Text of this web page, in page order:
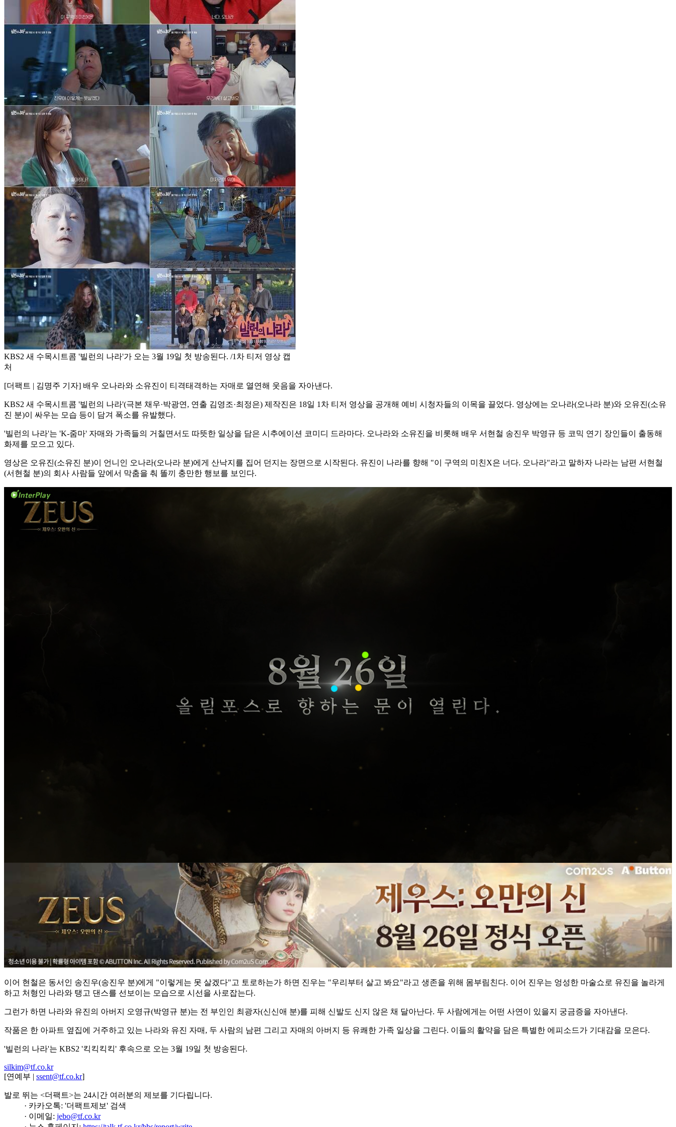
KBS2 새 수목시트콤 '빌런의 나라'가 오는 3월 19일 첫 방송된다. /1차 티저 영상 캡
처
[더팩트 | 김명주 기자] 배우 오나라와 소유진이 티격태격하는 자매로 열연해 웃음을 자아낸다.
KBS2 새 수목시트콤 '빌런의 나라'(극본 채우·박광연, 연출 김영조·최정은) 제작진은 18일 1차 티저 영상을 공개해 예비 시청자들의 이목을 끌었다. 영상에는 오나라(오나라 분)와 오유진(소유
진 분)이 싸우는 모습 등이 담겨 폭소를 유발했다.
'빌런의 나라'는 'K-줌마' 자매와 가족들의 거칠면서도 따뜻한 일상을 담은 시추에이션 코미디 드라마다. 오나라와 소유진을 비롯해 배우 서현철 송진우 박영규 등 코믹 연기 장인들이 출동해
화제를 모으고 있다.
영상은 오유진(소유진 분)이 언니인 오나라(오나라 분)에게 산낙지를 집어 던지는 장면으로 시작된다. 유진이 나라를 향해 "이 구역의 미친X은 너다. 오나라"라고 말하자 나라는 남편 서현철
(서현철 분)의 회사 사람들 앞에서 막춤을 춰 똘끼 충만한 행보를 보인다.
이어 현철은 동서인 송진우(송진우 분)에게 "이렇게는 못 살겠다"고 토로하는가 하면 진우는 "우리부터 살고 봐요"라고 생존을 위해 몸부림친다. 이어 진우는 엉성한 마술쇼로 유진을 놀라게
하고 처형인 나라와 탱고 댄스를 선보이는 모습으로 시선을 사로잡는다.
그런가 하면 나라와 유진의 아버지 오영규(박영규 분)는 전 부인인 최광자(신신애 분)를 피해 신발도 신지 않은 채 달아난다. 두 사람에게는 어떤 사연이 있을지 궁금증을 자아낸다.
작품은 한 아파트 옆집에 거주하고 있는 나라와 유진 자매, 두 사람의 남편 그리고 자매의 아버지 등 유쾌한 가족 일상을 그린다. 이들의 활약을 담은 특별한 에피소드가 기대감을 모은다.
'빌런의 나라'는 KBS2 '킥킥킥킥' 후속으로 오는 3월 19일 첫 방송된다.
silkim@tf.co.kr
[연예부 | ssent@tf.co.kr]
발로 뛰는 <더팩트>는 24시간 여러분의 제보를 기다립니다.
· 카카오톡: '더팩트제보' 검색
· 이메일: jebo@tf.co.kr